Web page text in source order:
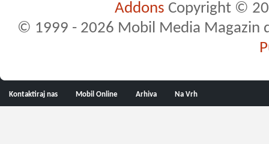
Addons Copyright ©
© 1999 - 2026 Mobil Media Magazin
Kontaktiraj nas Mobil Online Arhiva Na Vrh